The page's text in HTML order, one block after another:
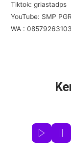
Tiktok: griastadps
YouTube: SMP
WA :